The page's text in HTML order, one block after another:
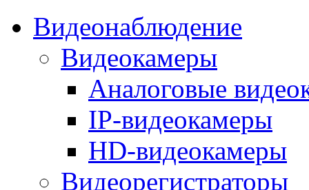
Видеонаблюдение
Видеокамеры
Аналоговые
IP-видеокамеры
HD-видеокамеры
Видеорегистраторы